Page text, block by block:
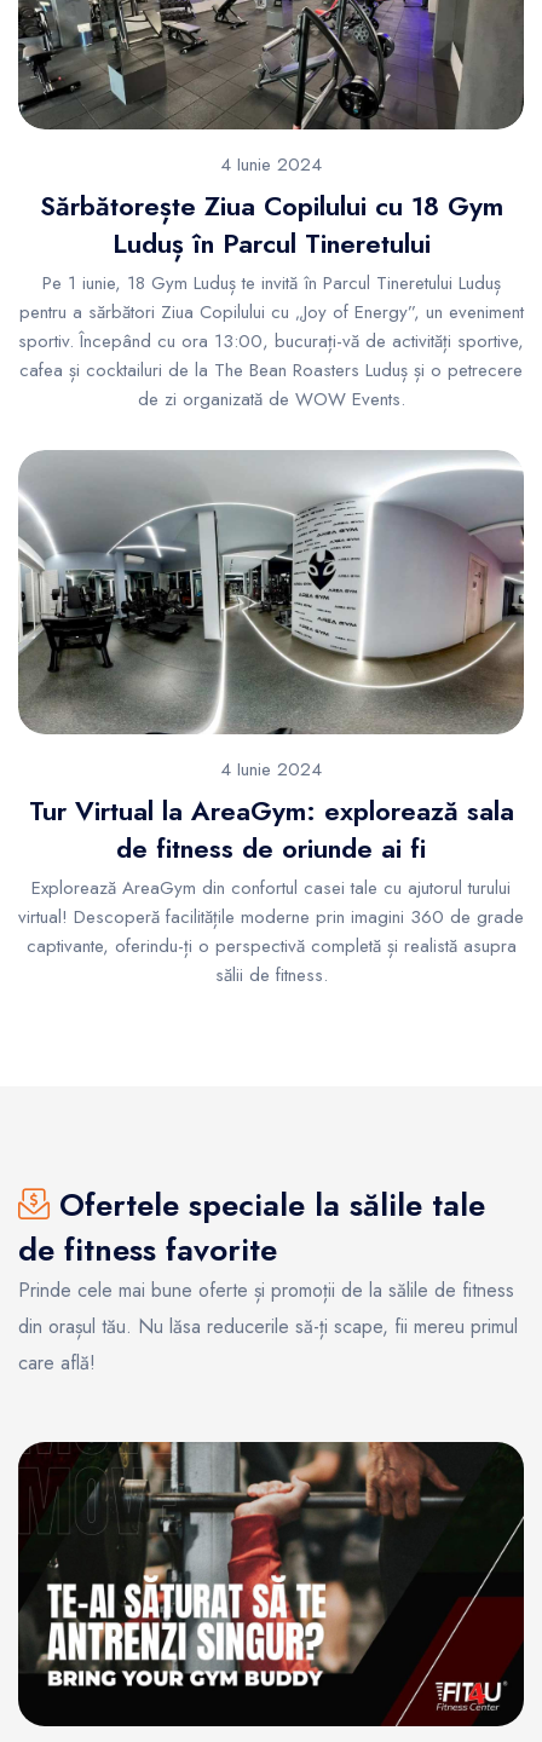
4 Iunie 2024
Sărbătorește Ziua Copilului cu 18 Gym
Luduș în Parcul Tineretului
Pe 1 iunie, 18 Gym Luduș te invită în Parcul Tineretului Luduș
pentru a sărbători Ziua Copilului cu „Joy of Energy”, un eveniment
sportiv. Începând cu ora 13:00, bucurați-vă de activități sportive,
cafea și cocktailuri de la The Bean Roasters Luduș și o petrecere
de zi organizată de WOW Events.
4 Iunie 2024
Tur Virtual la AreaGym: explorează sala
de fitness de oriunde ai fi
Explorează AreaGym din confortul casei tale cu ajutorul turului
virtual! Descoperă facilitățile moderne prin imagini 360 de grade
captivante, oferindu-ți o perspectivă completă și realistă asupra
sălii de fitness.
Ofertele speciale la sălile tale
de fitness favorite
Prinde cele mai bune oferte și promoții de la sălile de fitness
din orașul tău. Nu lăsa reducerile să-ți scape, fii mereu primul
care află!